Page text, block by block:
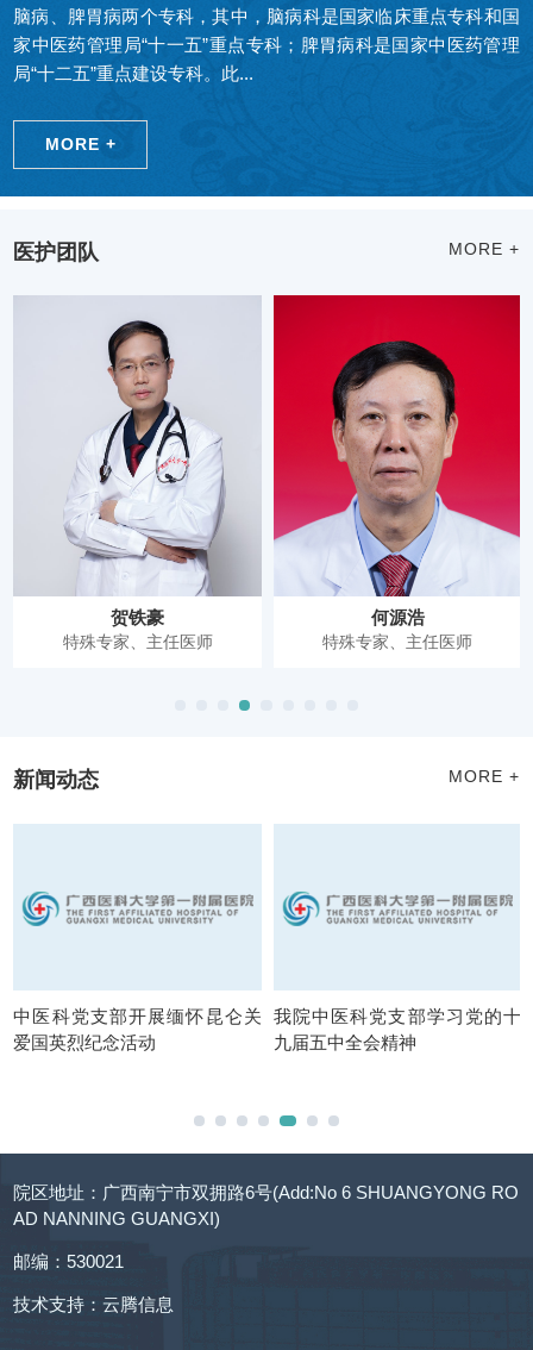
脑病、脾胃病两个专科，其中，脑病科是国家临床重点专科和国
家中医药管理局“十一五”重点专科；脾胃病科是国家中医药管理
局“十二五”重点建设专科。此...
MORE +
医护团队 MORE +
贺铁豪
特殊专家、主任医师
何源浩
特殊专家、主任医师
新闻动态 MORE +
中医科党支部开展缅怀昆仑关
爱国英烈纪念活动
我院中医科党支部学习党的十
九届五中全会精神
院区地址：广西南宁市双拥路6号(Add:No 6 SHUANGYONG RO
AD NANNING GUANGXI)
邮编：530021
技术支持：云腾信息